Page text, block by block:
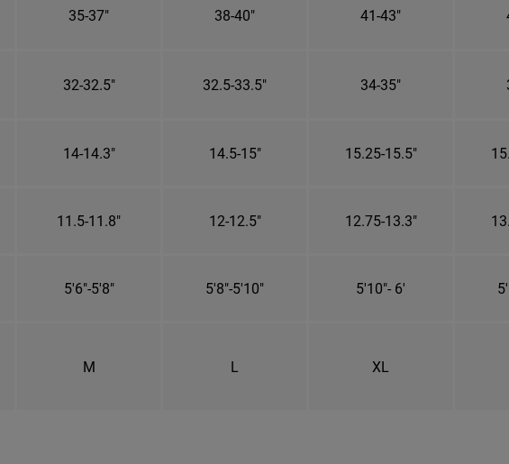
35-37" 38-40" 41-43"
32-32.5" 32.5-33.5" 34-35"
14-14.3" 14.5-15" 15.25-15.5"
11.5-11.8" 12-12.5" 12.75-13.3"
5'6"-5'8" 5'8"-5'10" 5'10"- 6'
M L XL